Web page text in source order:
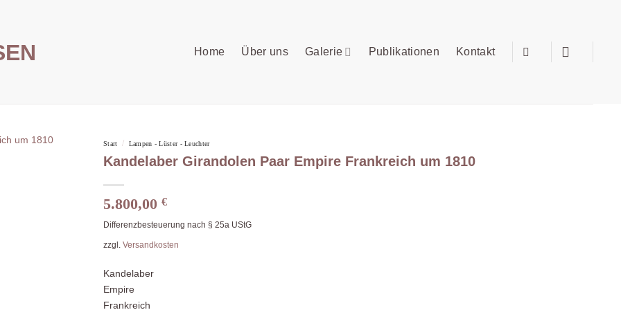
Home Über uns Galerie Publikationen Kontakt
Start / Lampen - Lüster - Leuchter
Kandelaber Girandolen Paar Empire Frankreich um 1810
5.800,00 €
Differenzbesteuerung nach § 25a UStG
zzgl. Versandkosten
Kandelaber
Empire
Frankreich